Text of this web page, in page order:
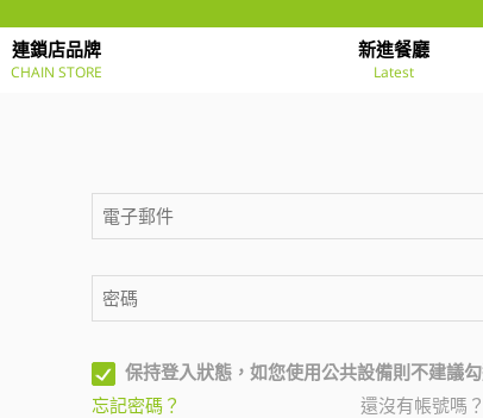
連鎖店品牌
CHAIN STORE
新進餐廳
Latest
保持登入狀態，如您使用公共設備則不建議
忘記密碼？
還沒有帳號嗎？